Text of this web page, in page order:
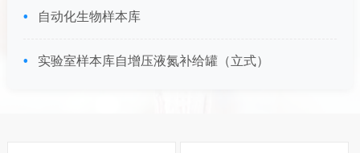
自动化生物样本库
实验室样本库自增压液氮补给罐（立式）